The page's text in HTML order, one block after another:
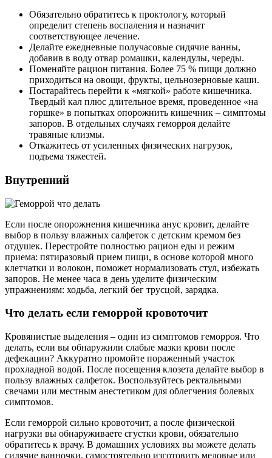
Обязательно обратитесь к проктологу, который
определит степень воспаления и назначит
соответствующее лечение.
Делайте ежедневные получасовые сидячие ванны,
добавив в воду отвар ромашки, календулы, череды.
Поменяйте рацион питания. Более 75 % пищи должно
приходиться на овощи, фрукты, цельнозерновые каши.
Постарайтесь перейти к «мягкой» работе кишечника.
Твердый кал плюс длительное время, проведенное «на
горшке» в попытках опорожнить кишечник – симптомы
запоров. В отдельных случаях геморроя делайте
травяные клизмы.
Откажитесь от усиленных физических нагрузок,
подъема тяжестей.
Внутренний
Если после опорожнения кишечника анус кровит, делайте
выбор в пользу влажных салфеток с детским кремом без
отдушек. Перестройте полностью рацион еды и режим
приема: пятиразовый прием пищи, в основе которой много
клетчатки и волокон, поможет нормализовать стул, избежать
запоров. Не менее часа в день уделите физическим
упражнениям: ходьба, легкий бег трусцой, зарядка.
Что делать если геморрой кровоточит
Кровянистые выделения – один из симптомов геморроя. Что
делать, если вы обнаружили слабые мазки крови после
дефекации? Аккуратно промойте пораженный участок
прохладной водой. После посещения клозета делайте выбор в
пользу влажных салфеток. Воспользуйтесь ректальными
свечами или местным анестетиком для облегчения болевых
симптомов.
Если геморрой сильно кровоточит, а после физической
нагрузки вы обнаруживаете сгустки крови, обязательно
обратитесь к врачу. В домашних условиях вы можете делать
сидячие ванночки, самостоятельно изготовить медовые или